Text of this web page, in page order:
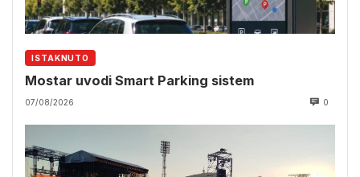
ISTAKNUTO
Mostar uvodi Smart Parking sistem
07/08/2026 0